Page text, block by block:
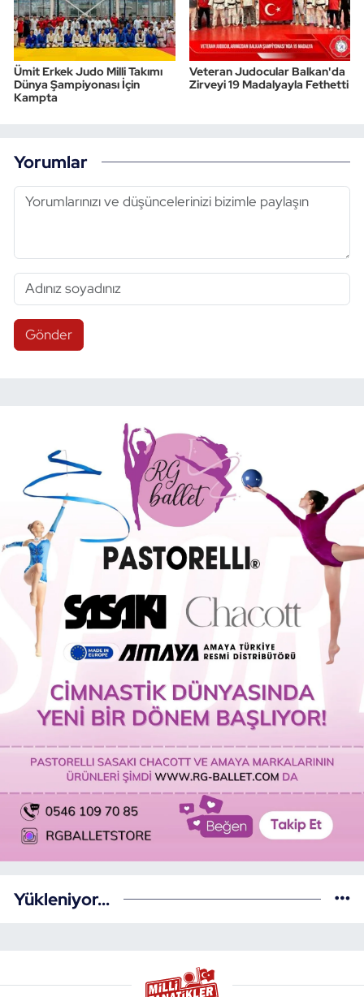
Ümit Erkek Judo Milli Takımı
Dünya Şampiyonası İçin
Kampta
Veteran Judocular Balkan'da
Zirveyi 19 Madalyayla Fethetti
Yorumlar
Gönder
Yükleniyor...